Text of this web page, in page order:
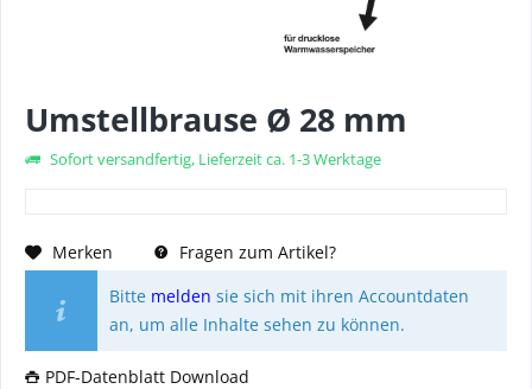
Umstellbrause Ø 28 mm
Sofort versandfertig, Lieferzeit ca. 1-3 Werktage
Merken
Fragen zum Artikel?
Bitte melden sie sich mit ihren Accountdaten
an, um alle Inhalte sehen zu können.
PDF-Datenblatt Download